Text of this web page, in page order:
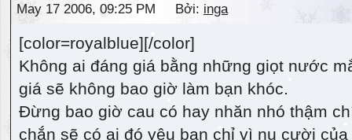
May 17 2006, 09:25 PM Bởi: inga
[color=royalblue][/color]
Không ai đáng giá bằng những giọt nước
giá sẽ không bao giờ làm bạn khóc.
Đừng bao giờ cau có hay nhăn nhó thậm
chắn sẽ có ai đó yêu bạn chỉ vì nụ cười